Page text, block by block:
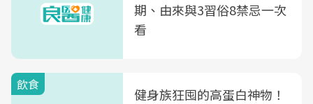
期、由來與3習俗8禁忌一次
看
飲食
健身族狂囤的高蛋白神物！